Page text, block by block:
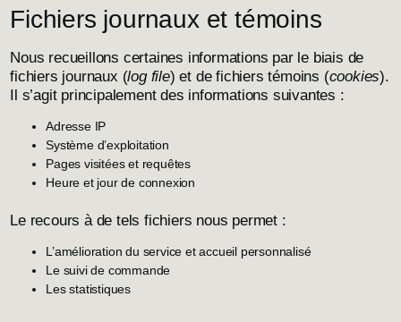
Fichiers journaux et témoins
Nous recueillons certaines informations par le biais de
fichiers journaux (log file) et de fichiers témoins (cookies).
Il s’agit principalement des informations suivantes :
Adresse IP
Système d’exploitation
Pages visitées et requêtes
Heure et jour de connexion
Le recours à de tels fichiers nous permet :
L’amélioration du service et accueil personnalisé
Le suivi de commande
Les statistiques